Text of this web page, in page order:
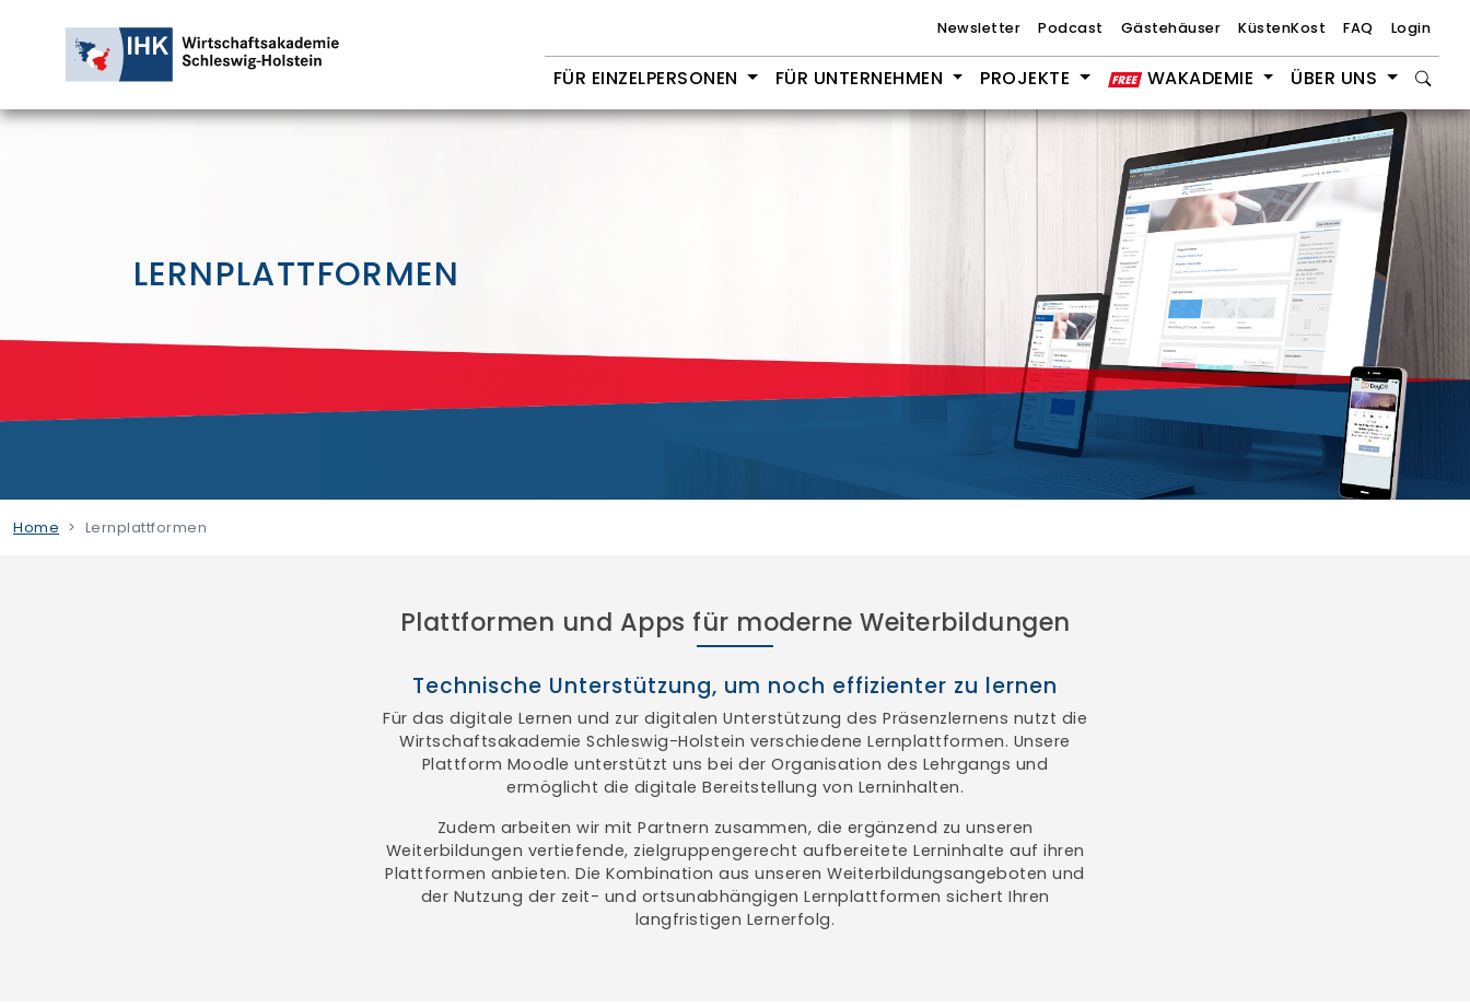
Newsletter Podcast Gästehäuser KüstenKost FAQ Login
FÜR EINZELPERSONEN FÜR UNTERNEHMEN PROJEKTE WAKADEMIE ÜBER UNS
LERNPLATTFORMEN
Home Lernplattformen
Plattformen und Apps für moderne Weiterbildungen
Technische Unterstützung, um noch effizienter zu lernen
Für das digitale Lernen und zur digitalen Unterstützung des Präsenzlernens nutzt die
Wirtschaftsakademie Schleswig-Holstein verschiedene Lernplattformen. Unsere
Plattform Moodle unterstützt uns bei der Organisation des Lehrgangs und
ermöglicht die digitale Bereitstellung von Lerninhalten.
Zudem arbeiten wir mit Partnern zusammen, die ergänzend zu unseren
Weiterbildungen vertiefende, zielgruppengerecht aufbereitete Lerninhalte auf ihren
Plattformen anbieten. Die Kombination aus unseren Weiterbildungsangeboten und
der Nutzung der zeit- und ortsunabhängigen Lernplattformen sichert Ihren
langfristigen Lernerfolg.